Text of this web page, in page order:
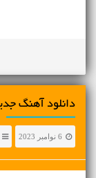
دانلود آهنگ
6 نوامبر 2023